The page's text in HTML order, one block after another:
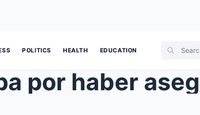
POLITICS HEALTH EDUCATION